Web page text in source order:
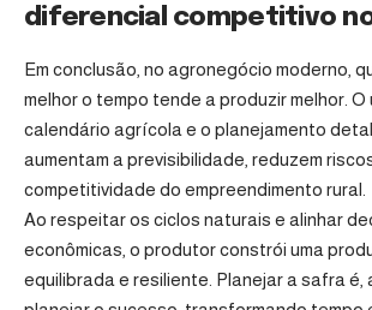
diferencial competitivo
Em conclusão, no agronegócio moderno,
melhor o tempo tende a produzir melhor.
calendário agrícola e o planejamento
aumentam a previsibilidade, reduzem
competitividade do empreendimento rural.
Ao respeitar os ciclos naturais e alinhar
econômicas, o produtor constrói uma
equilibrada e resiliente. Planejar a safra é,